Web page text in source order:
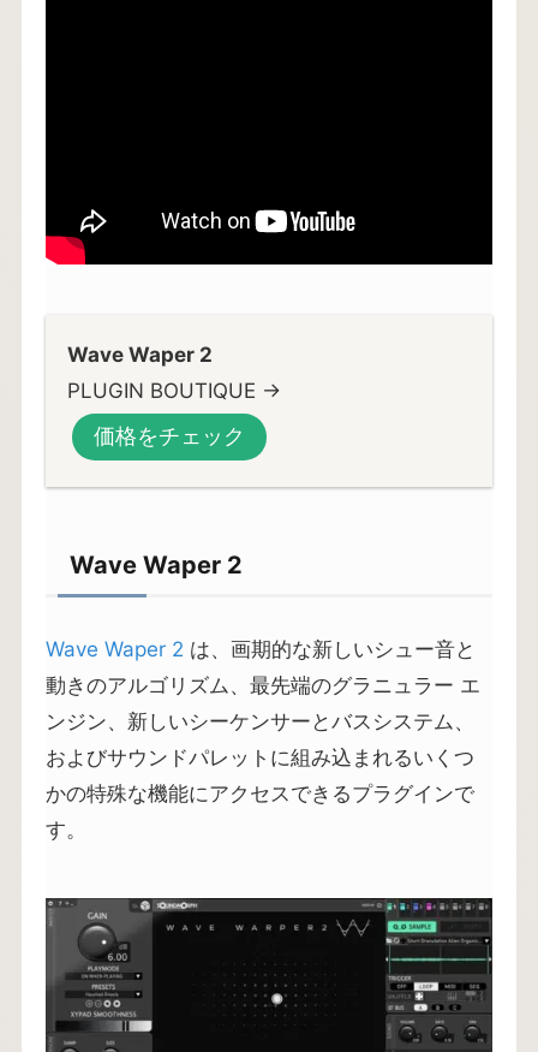
Wave Waper 2
PLUGIN BOUTIQUE →
価格をチェック
Wave Waper 2
Wave Waper 2 は、画期的な新しいシュー音と
動きのアルゴリズム、最先端のグラニュラー エ
ンジン、新しいシーケンサーとバスシステム、
およびサウンドパレットに組み込まれるいくつ
かの特殊な機能にアクセスできるプラグインで
す。